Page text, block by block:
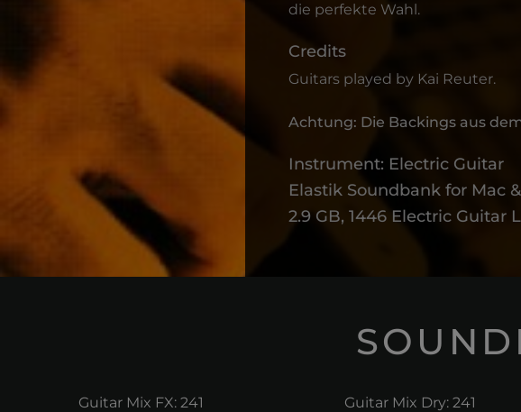
die perfekte Wahl.
Credits
Guitars played by Kai Reuter.
Achtung: Die Backings aus
Instrument: Electric Guitar
Elastik Soundbank for Mac
2.9 GB, 1446 Electric Guitar
Guitar Mix FX: 241 Guitar Mix Dry: 241